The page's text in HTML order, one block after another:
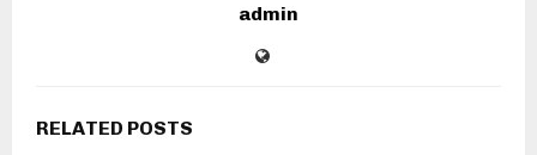
admin
RELATED POSTS